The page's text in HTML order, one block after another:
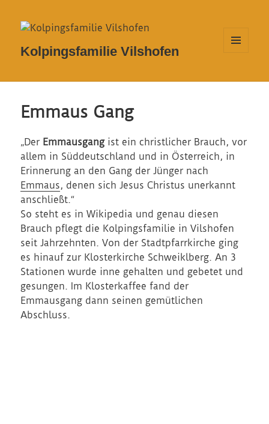
Kolpingsfamilie Vilshofen
Emmaus Gang
„Der Emmausgangist ein christlicher Brauch, vor
allem in Süddeutschland und in Österreich, in
Erinnerung an den Gang der Jünger nach
Emmaus, denen sich Jesus Christus unerkannt
anschließt.“
So steht es in Wikipedia und genau diesen
Brauch pflegt die Kolpingsfamilie in Vilshofen
seit Jahrzehnten. Von der Stadtpfarrkirche ging
es hinauf zur Klosterkirche Schweiklberg. An 3
Stationen wurde inne gehalten und gebetet und
gesungen. Im Klosterkaffee fand der
Emmausgang dann seinen gemütlichen
Abschluss.